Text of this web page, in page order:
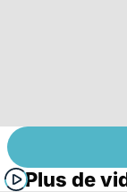
Plus de